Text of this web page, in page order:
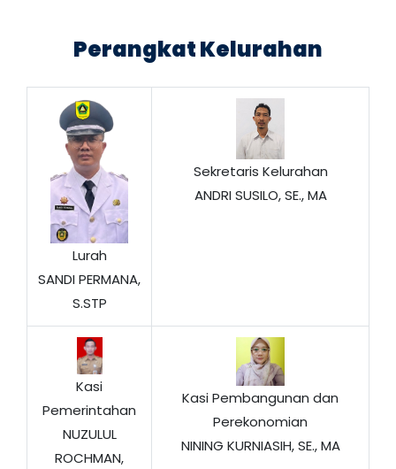
Perangkat Kelurahan
Lurah
SANDI PERMANA,
S.STP
Sekretaris Kelurahan
ANDRI SUSILO, SE., MA
Kasi
Pemerintahan
NUZULUL
ROCHMAN,
Kasi Pembangunan dan
Perekonomian
NINING KURNIASIH, SE., MA